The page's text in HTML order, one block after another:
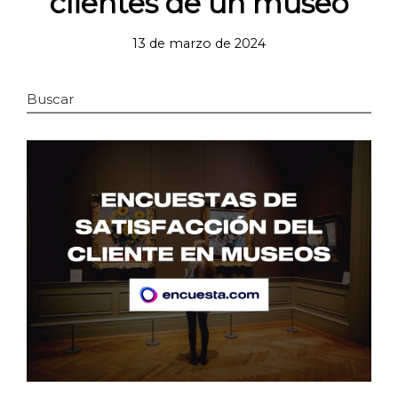
13 de marzo de 2024
Buscar